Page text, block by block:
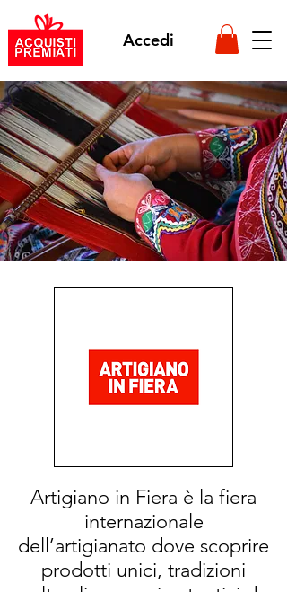
Accedi
Artigiano in Fiera è la fiera
internazionale
dell’artigianato dove scoprire
prodotti unici, tradizioni